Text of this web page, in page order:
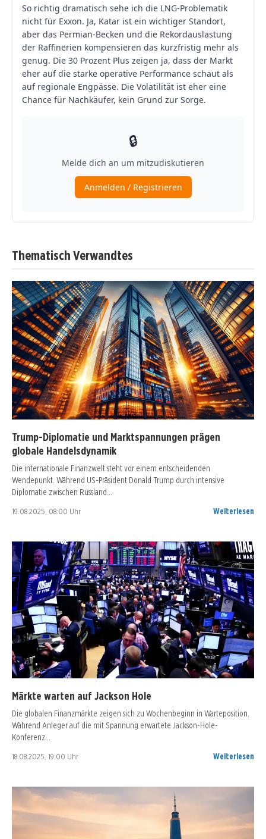
Thematisch Verwandtes
Trump-Diplomatie und Marktspannungen prägen
globale Handelsdynamik
Die internationale Finanzwelt steht vor einem entscheidenden
Wendepunkt. Während US-Präsident Donald Trump durch intensive
Diplomatie zwischen Russland…
19.08.2025, 08:00 Uhr Weiterlesen
Märkte warten auf Jackson Hole
Die globalen Finanzmärkte zeigen sich zu Wochenbeginn in Warteposition.
Während Anleger auf die mit Spannung erwartete Jackson-Hole-
Konferenz…
18.08.2025, 19:00 Uhr Weiterlesen